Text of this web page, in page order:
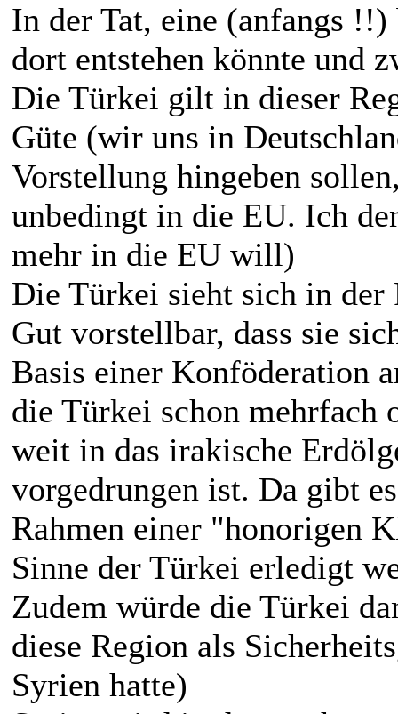
In der Tat, eine (anfangs
dort entstehen könnte und
Die Türkei gilt in dieser
Güte (wir uns in
Vorstellung hingeben
unbedingt in die EU. Ich
mehr in die EU will)
Die Türkei sieht sich in
Gut vorstellbar, dass sie
Basis einer Konföderation
die Türkei schon mehrfach
weit in das irakische
vorgedrungen ist. Da gibt
Rahmen einer "honorigen
Sinne der Türkei erledigt
Zudem würde die Türkei
diese Region als
Syrien hatte)